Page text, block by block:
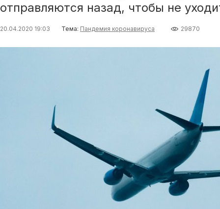
отправляются назад, чтобы не
20.04.2020 19:03 Тема: Пандемия коронавируса 29870